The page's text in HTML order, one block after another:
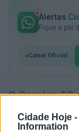
Cidade Hoje -
Information
Alertas
Fique a par
Canal Oficial
O Operário FC
série A da
época, vai